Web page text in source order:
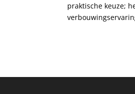
praktische keuze;